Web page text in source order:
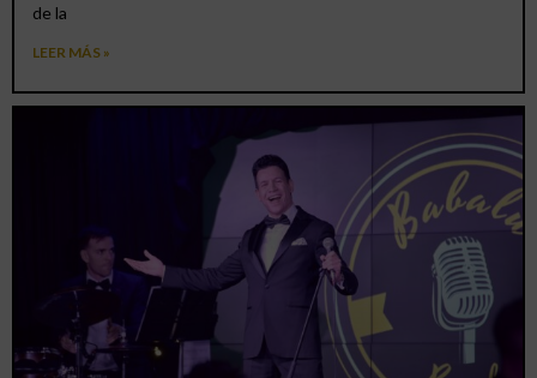
de la
LEER MÁS »